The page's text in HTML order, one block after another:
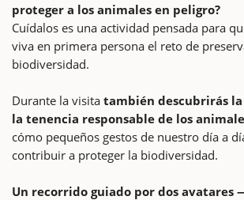
proteger a los animales en peligro?
Cuídalos es una actividad pensada para
viva en primera persona el reto de
biodiversidad.
Durante la visita también descubrirás
la tenencia responsable de los
cómo pequeños gestos de nuestro día a
contribuir a proteger la biodiversidad.
Un recorrido guiado por dos avatares